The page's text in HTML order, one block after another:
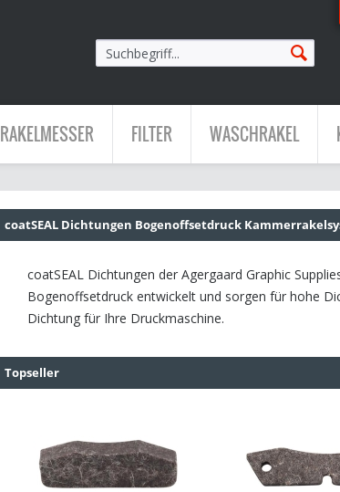
RAKELMESSER FILTER WASCHRAKEL
coatSEAL Dichtungen Bogenoffsetdruck
coatSEAL Dichtungen der Agergaard Graphic
Bogenoffsetdruck entwickelt und sorgen für hohe
Dichtung für Ihre Druckmaschine.
Topseller